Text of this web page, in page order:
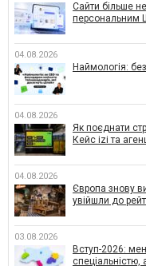
Сайти більше
персональним
04.08.2026
Наймологія:
04.08.2026
Як поєднати
Кейс izi та
04.08.2026
Європа знову
увійшли до
03.08.2026
Вступ-2026:
спеціальністю,